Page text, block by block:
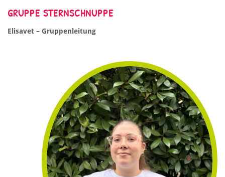
GRUPPE STERNSCHNUPPE
Elisavet – Gruppenleitung